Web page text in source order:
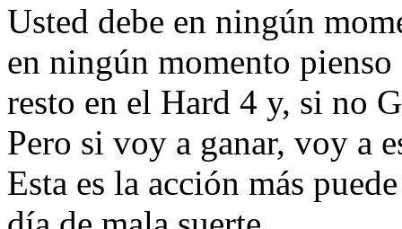
Usted debe en ningún
en ningún momento
resto en el Hard 4 y, si no
Pero si voy a ganar, voy a
Esta es la acción más